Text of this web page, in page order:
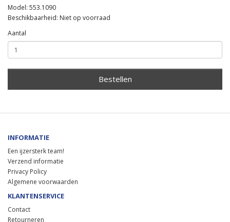
Model: 553.1090
Beschikbaarheid: Niet op voorraad
Aantal
Bestellen
INFORMATIE
Een ijzersterk team!
Verzend informatie
Privacy Policy
Algemene voorwaarden
KLANTENSERVICE
Contact
Retourneren